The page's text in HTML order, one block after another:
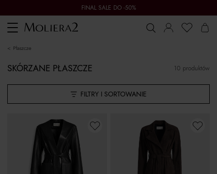
FINAL SALE DO -50%
Toggle
navigation
płaszcze
FILTRY I SORTOWANIE
10 produktów
SKÓRZANE PŁASZCZE